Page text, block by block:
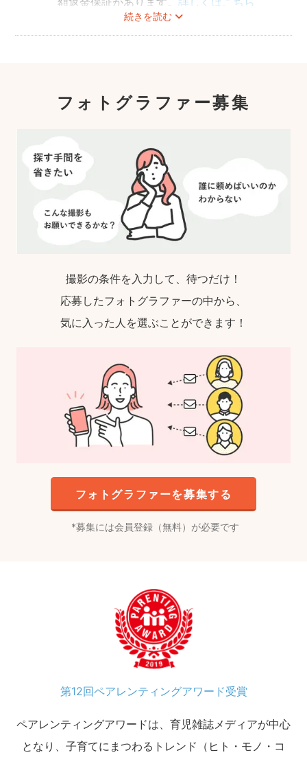
続きを読む
フォトグラファー募集
撮影の条件を入力して、待つだけ！
応募したフォトグラファーの中から、
気に入った人を選ぶことができます！
フォトグラファーを募集する
募集には会員登録（無料）が必要です
第12回ペアレンティングアワード受賞
ペアレンティングアワードは、育児雑誌メディアが中心
となり、子育てにまつわるトレンド（ヒト・モノ・コ